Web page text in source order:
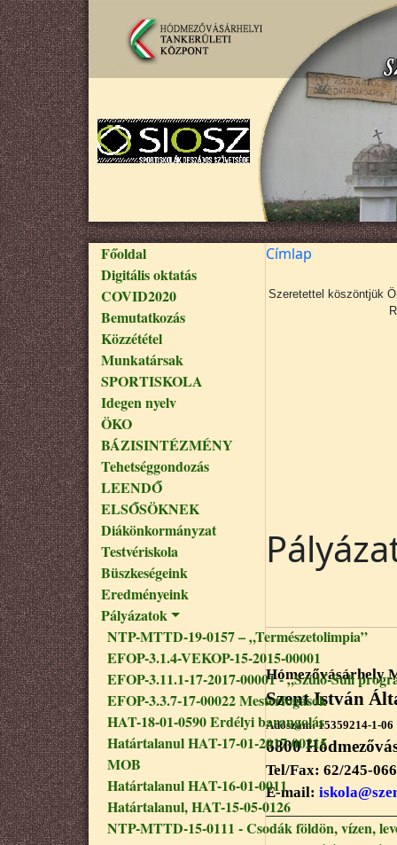
Ugrás a tartalomra
Fő navigáció
Főoldal
Digitális oktatás
COVID2020
Bemutatkozás
Közzététel
Munkatársak
SPORTISKOLA
Idegen nyelv
ÖKO
BÁZISINTÉZMÉNY
Tehetséggondozás
LEENDŐ
ELSŐSÖKNEK
Diákönkormányzat
Testvériskola
Büszkeségeink
Eredményeink
Pályázatok
NTP-MTTD-19-0157 – „Természetolimpia”
EFOP-3.1.4-VEKOP-15-2015-00001
EFOP-3.11.1-17-2017-00001 - „Szülő-Suli
EFOP-3.3.7-17-00022 Mesterfogások
HAT-18-01-0590 Erdélyi barangolás
Határtalanul HAT-17-01-2017-00215
MOB
Határtalanul HAT-16-01-0011
Határtalanul, HAT-15-05-0126
NTP-MTTD-15-0111 - Csodák földön, vízen,
Címlap
Szeretettel köszöntjük
Hómezővásárhely
Szent István
Adószám: 15359214-1-06
6800
Tel/Fax: 62/245-066
E-mail: